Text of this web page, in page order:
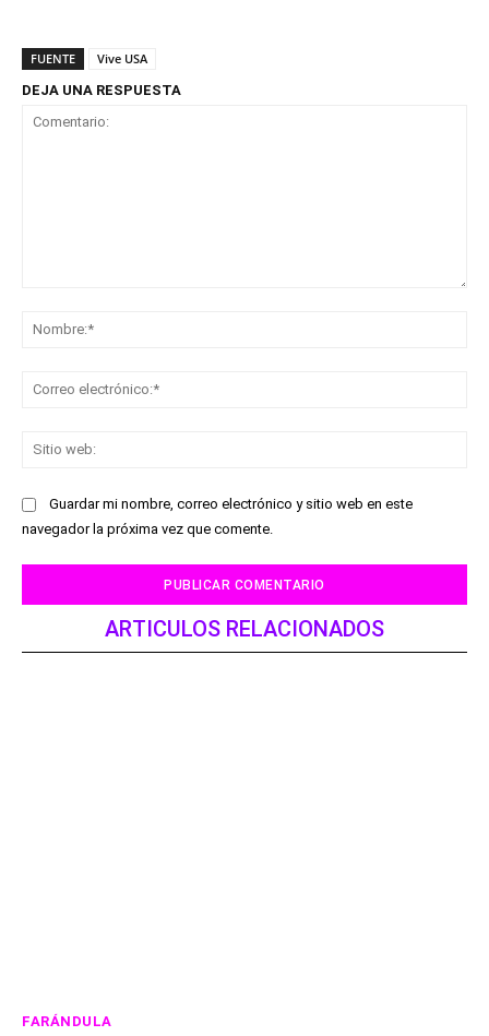
FUENTE
Vive USA
DEJA UNA RESPUESTA
Guardar mi nombre, correo electrónico y sitio web en este
navegador la próxima vez que comente.
ARTICULOS RELACIONADOS
FARÁNDULA